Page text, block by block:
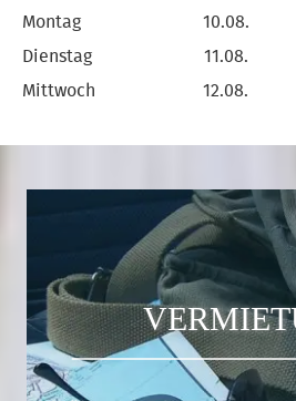
Montag
10.08.
Dienstag
11.08.
Mittwoch
12.08.